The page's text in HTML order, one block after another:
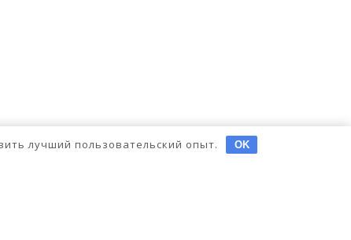
лучший пользовательский опыт. OK